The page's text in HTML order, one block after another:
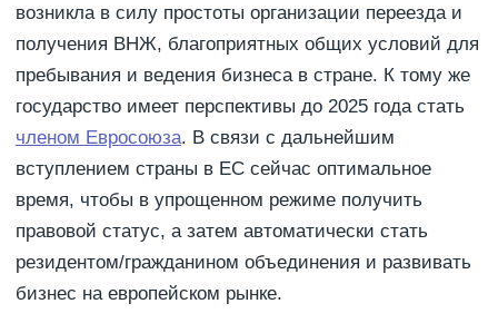
возникла в силу простоты организации переезда и
получения ВНЖ, благоприятных общих условий для
пребывания и ведения бизнеса в стране. К тому же
государство имеет перспективы до 2025 года стать
членом Евросоюза. В связи с дальнейшим
вступлением страны в ЕС сейчас оптимальное
время, чтобы в упрощенном режиме получить
правовой статус, а затем автоматически стать
резидентом/гражданином объединения и развивать
бизнес на европейском рынке.